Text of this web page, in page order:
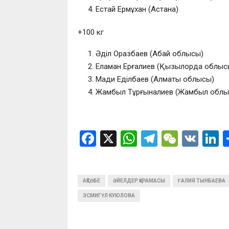
Естай Ермұхан (Астана)
+100 кг
Әділ Оразбаев (Абай облысы)
Еламан Ерғалиев (Қызылорда
Мади Еділбаев (Алматы облысы)
Жамбыл Тұрғыналиев (Жамбыл
F
b
o
X
W
s
T
gr
W
h
V
dI
АҚТӨБЕ ӘЙЕЛДЕР ҚҰРАМАСЫ ҒАЛИЯ ТЫНБАЕВА
ЭСМИГҮЛ КУЮЛОВА